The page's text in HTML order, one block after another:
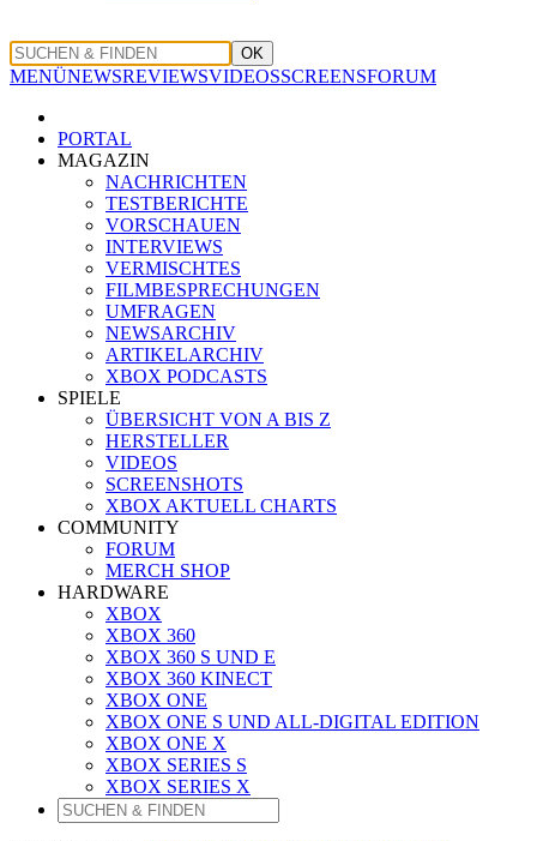
OK
MENÜNEWSREVIEWSVIDEOSSCREENSFORUM
PORTAL
MAGAZIN
NACHRICHTEN
TESTBERICHTE
VORSCHAUEN
INTERVIEWS
VERMISCHTES
FILMBESPRECHUNGEN
UMFRAGEN
NEWSARCHIV
ARTIKELARCHIV
XBOX PODCASTS
SPIELE
ÜBERSICHT VON A BIS Z
HERSTELLER
VIDEOS
SCREENSHOTS
XBOX AKTUELL CHARTS
COMMUNITY
FORUM
MERCH SHOP
HARDWARE
XBOX
XBOX 360
XBOX 360 S UND E
XBOX 360 KINECT
XBOX ONE
XBOX ONE S UND ALL-DIGITAL EDITION
XBOX ONE X
XBOX SERIES S
XBOX SERIES X